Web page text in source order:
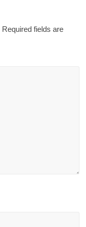
Required fields are